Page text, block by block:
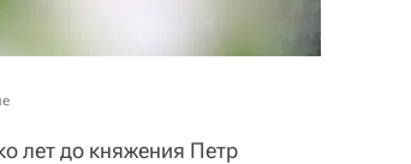
лет до княжения Петр